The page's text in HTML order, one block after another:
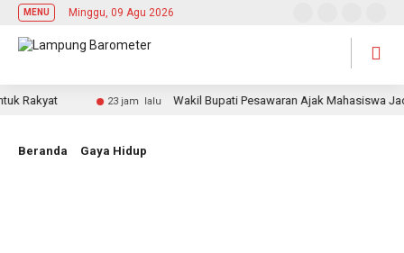
MENU Minggu, 09 Agu 2026
23 jam lalu Wakil Bupati Pesawaran Ajak Mahasiswa Jadi
Beranda Gaya Hidup